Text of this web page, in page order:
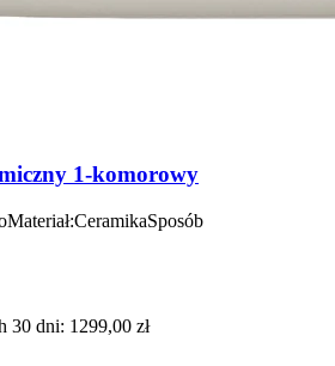
1-komorowy
Materiał:CeramikaSposób
30 dni: 1299,00 zł